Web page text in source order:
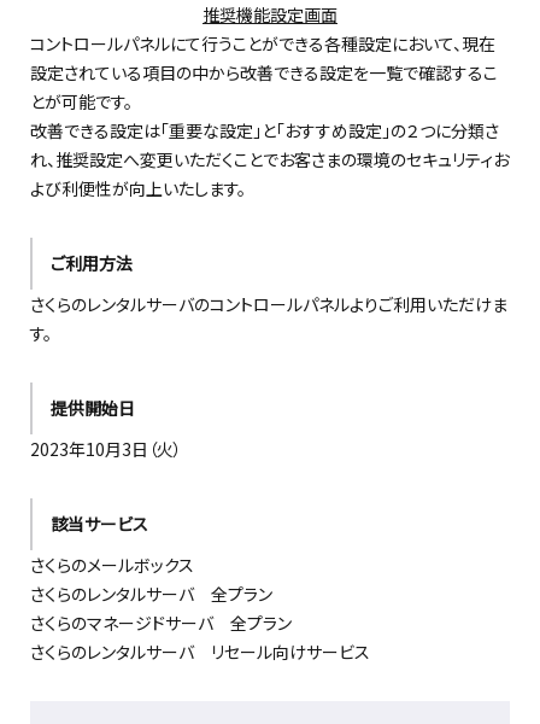
推奨機能設定画面
コントロールパネルにて行うことができる各種設定において、現在
設定されている項目の中から改善できる設定を一覧で確認するこ
とが可能です。
改善できる設定は「重要な設定」と「おすすめ設定」の２つに分類さ
れ、推奨設定へ変更いただくことでお客さまの環境のセキュリティお
よび利便性が向上いたします。
ご利用方法
さくらのレンタルサーバのコントロールパネルよりご利用いただけま
す。
提供開始日
2023年10月3日 （火）
該当サービス
さくらのメールボックス
さくらのレンタルサーバ 全プラン
さくらのマネージドサーバ 全プラン
さくらのレンタルサーバ リセール向けサービス